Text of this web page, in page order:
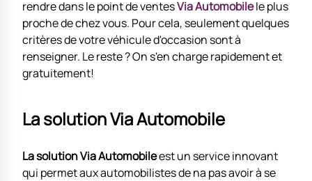
rendre dans le point de ventesVia Automobilele plus
proche de chez vous. Pour cela, seulement quelques
critères de votre véhicule d'occasion sont à
renseigner. Le reste ? On s'en charge rapidement et
gratuitement!
La solution Via Automobile
La solution Via Automobileest un service innovant
qui permet aux automobilistes de na pas avoir à se